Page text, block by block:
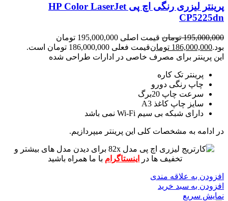
پرینتر لیزری رنگی اچ پی HP Color LaserJet
CP5225dn
195,000,000 تومان
قیمت اصلی 195,000,000 تومان
بود.186,000,000 تومانقیمت فعلی 186,000,000 تومان است.
این پرینتر برای مصرف خاصی در ادارات طراحی شده
پرینتر تک کاره
چاپ رنگی دورو
سرعت چاپ 20برگ
سایز چاپ کاغذ A3
دارای شبکه بی سیم Wi-Fi نمی باشد
در ادامه به مشخصات کلی این پرینتر میپردازیم.
برای دیدن مدل های بیشتر و
تخفیف ها در
اینستاگرام با ما همراه باشید
افزودن به علاقه مندی
افزودن به سبد خرید
نمایش سریع